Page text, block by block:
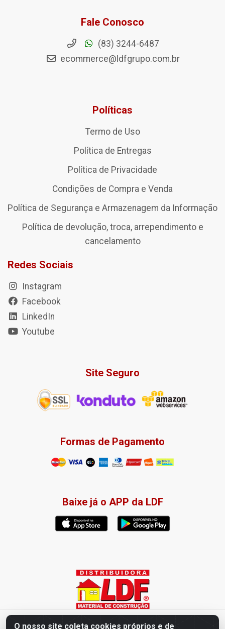
O nosso site coleta cookies próprios e de
Fale Conosco
(83) 3244-6487
ecommerce@ldfgrupo.com.br
Políticas
Termo de Uso
Política de Entregas
Política de Privacidade
Condições de Compra e Venda
Política de Segurança e Armazenagem da Informação
Política de devolução, troca, arrependimento e
cancelamento
Redes Sociais
Instagram
Facebook
LinkedIn
Youtube
Site Seguro
Formas de Pagamento
Baixe já o APP da LDF
Distribuidora LDF - Av. Presidente Tancredo Neves, 203 – Bairro